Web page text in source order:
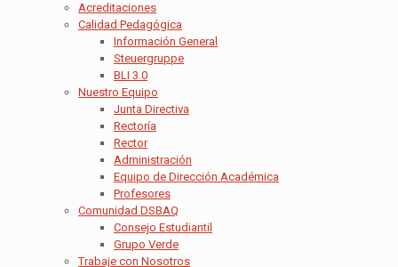
Acreditaciones
Calidad Pedagógica
Información General
Steuergruppe
BLI 3.0
Nuestro Equipo
Junta Directiva
Rectoría
Rector
Administración
Equipo de Dirección Académica
Profesores
Comunidad DSBAQ
Consejo Estudiantil
Grupo Verde
Trabaje con Nosotros